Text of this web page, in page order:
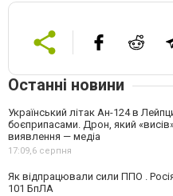
Останні новини
Український літак Ан-124 в
боєприпасами. Дрон, який
виявлення — медіа
17:09,6 серпня
Як відпрацювали сили ППО .
101 БпЛА